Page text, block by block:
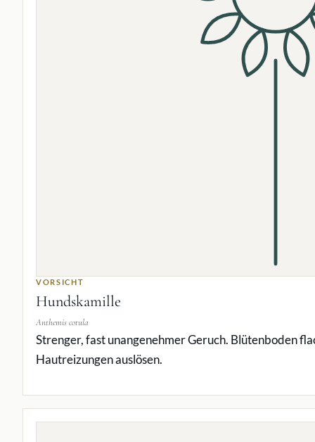
VORSICHT
Hundskamille
Anthemis cotula
Strenger, fast unangenehmer Geruch. Blütenboden
Hautreizungen auslösen.